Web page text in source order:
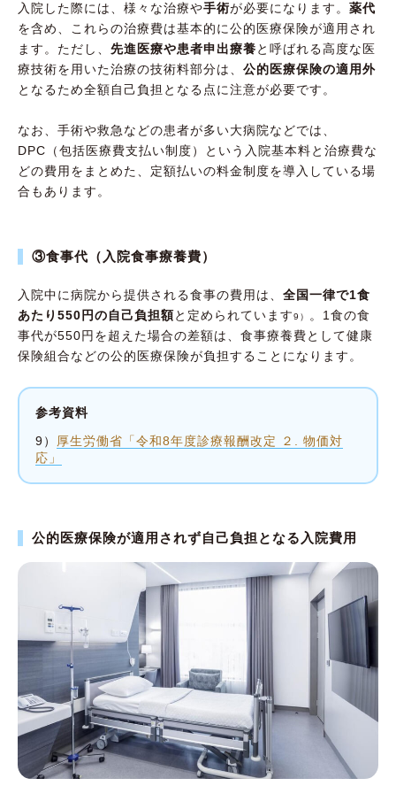
入院した際には、様々な治療や手術が必要になります。 薬代
を含め、これらの治療費は基本的に公的医療保険が適用され
ます。ただし、 先進医療や患者申出療養と呼ばれる高度な医
療技術を用いた治療の技術料部分は、 公的医療保険の適用外
となるため全額自己負担となる点に注意が必要です。
なお、手術や救急などの患者が多い大病院などでは、
DPC（包括医療費支払い制度）という入院基本料と治療費な
どの費用をまとめた、定額払いの料金制度を導入している場
合もあります。
③食事代（入院食事療養費）
入院中に病院から提供される食事の費用は、 全国一律で1食
あたり550円の自己負担額と定められています9）
。1食の食
事代が550円を超えた場合の差額は、食事療養費として健康
保険組合などの公的医療保険が負担することになります。
参考資料
9） 厚生労働省「令和8年度診療報酬改定 ２. 物価対
応」
公的医療保険が適用されず自己負担となる入院費用